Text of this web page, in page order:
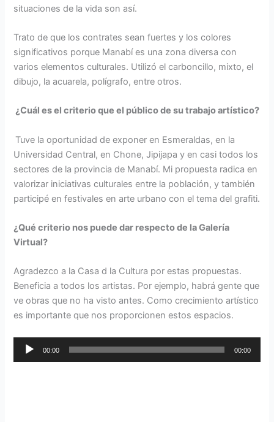
situaciones de la vida son así.
Trato de que los contrates sean fuertes y los colores
significativos porque Manabí es una zona diversa con
varios elementos culturales. Utilizó el carboncillo, mixto, el
dibujo, la acuarela, polígrafo, entre otros.
¿Cuál es el criterio que el público de su trabajo artístico?
Tuve la oportunidad de exponer en Esmeraldas, en la
Universidad Central, en Chone, Jipijapa y en casi todos los
sectores de la provincia de Manabí. Mi propuesta radica en
valorizar iniciativas culturales entre la población, y también
participé en festivales en arte urbano con el tema del grafiti.
¿Qué criterio nos puede dar respecto de la Galería
Virtual?
Agradezco a la Casa d la Cultura por estas propuestas.
Beneficia a todos los artistas. Por ejemplo, habrá gente que
ve obras que no ha visto antes. Como crecimiento artístico
es importante que nos proporcionen estos espacios.
Reproductor
00:00 00:00